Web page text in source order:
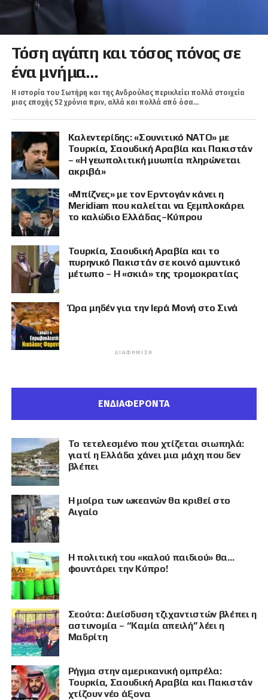
Τόση αγάπη και τόσος πόνος σε
ένα μνήμα…
Η ιστορία του Σωτήρη και της Ανδρούλας περικλείει πολλά στοιχεία
μιας εποχής 52 χρόνια πριν, αλλά και πολλά από όσα...
Καλεντερίδης: «Σουνιτικό ΝΑΤΟ» με
Τουρκία, Σαουδική Αραβία και Πακιστάν
– «Η γεωπολιτική μυωπία πληρώνεται
ακριβά»
«Μπίζνες» με τον Ερντογάν κάνει η
Meridiam που καλείται να ξεμπλοκάρει
το καλώδιο Ελλάδας–Κύπρου
Τουρκία, Σαουδική Αραβία και το
πυρηνικό Πακιστάν σε κοινό αμυντικό
μέτωπο – Η «σκιά» της τρομοκρατίας
Ώρα μηδέν για την Ιερά Μονή στο Σινά
ΔΙΑΦΉΜΙΣΗ
ΕΝΔΙΑΦΕΡΟΝΤΑ
Το τετελεσμένο που χτίζεται σιωπηλά:
γιατί η Ελλάδα χάνει μια μάχη που δεν
βλέπει
Η μοίρα των ωκεανών θα κριθεί στο
Αιγαίο
Η πολιτική του «καλού παιδιού» θα…
φουντάρει την Κύπρο!
Σεούτα: Διείσδυση τζιχαντιστών βλέπει η
αστυνομία – “Καμία απειλή” λέει η
Μαδρίτη
Ρήγμα στην αμερικανική ομπρέλα:
Τουρκία, Σαουδική Αραβία και Πακιστάν
χτίζουν νέο άξονα